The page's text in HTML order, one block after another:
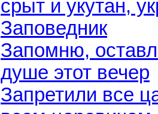
срыт и укутан,
Заповедник
Запомню,
душе этот вечер
Запретили все